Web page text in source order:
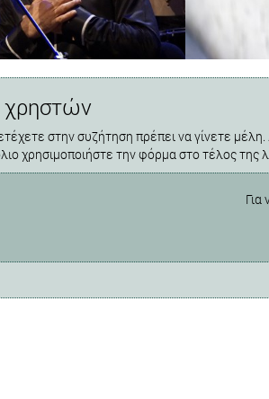
χρηστών
στην συζήτηση πρέπει να γίνετε
χρησιμοποιήστε την φόρμα στο τέλος της